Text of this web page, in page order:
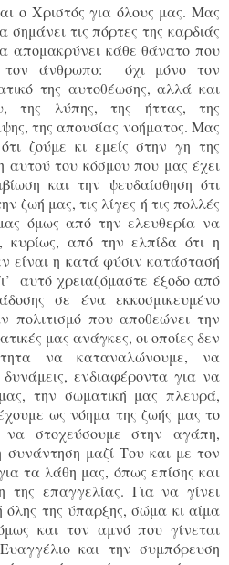
για όλους μας. Μας
τις πόρτες της καρδιάς
απομακρύνει κάθε θάνατο που
τον άνθρωπο: όχι μόνο τον
της αυτοθέωσης, αλλά και
της λύπης, της ήττας, της
της απουσίας νοήματος. Μας
ζούμε κι εμείς στην γη της
αυτού του κόσμου που μας έχει
και την ψευδαίσθηση ότι
ζωή μας, τις λίγες ή τις πολλές
όμως από την ελευθερία να
κυρίως, από την ελπίδα ότι η
είναι η κατά φύσιν κατάστασή
αυτό χρειαζόμαστε έξοδο από
σε ένα εκκοσμικευμένο
πολιτισμό που αποθεώνει την
μας ανάγκες, οι οποίες δεν
να καταναλώνουμε, να
ενδιαφέροντα για να
την σωματική μας πλευρά,
ως νόημα της ζωής μας το
στοχεύσουμε στην αγάπη,
μαζί Του και με τον
τα λάθη μας, όπως επίσης και
της επαγγελίας. Για να γίνει
της ύπαρξης, σώμα κι αίμα
και τον αμνό που γίνεται
και την συμπόρευση